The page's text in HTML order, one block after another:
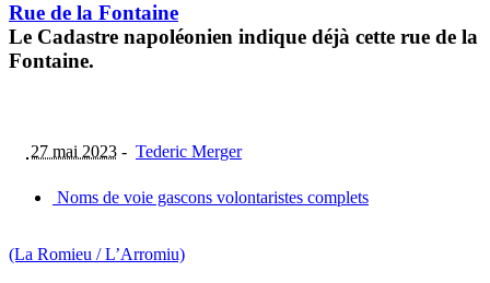
Rue de la Fontaine
Le Cadastre napoléonien indique déjà cette rue de la
Fontaine.
27 mai 2023 - Tederic Merger
Noms de voie gascons volontaristes complets
(La Romieu / L’Arromiu)